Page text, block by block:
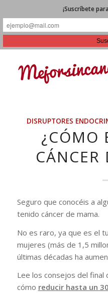
DISRUPTORES
¿CÓMO
CÁNCER
Seguro que conocéis a
tenido cáncer de mama.
No es raro, ya que es el
mujeres (más de 1,5
últimas décadas ha
Lee los consejos del
cómo reducir hasta un
¡Suscríbete